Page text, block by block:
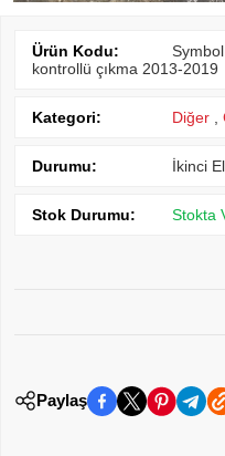
Ürün Kodu:
kontrollü çıkma 2013-2019
Kategori: Diğer
Durumu: İkinci El
Stok Durumu: Stokta
Paylaş